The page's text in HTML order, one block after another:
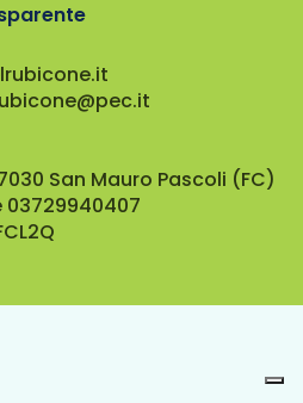
San Mauro Pascoli (FC)
03729940407